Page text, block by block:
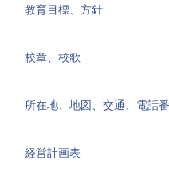
教育目標、方針
校章、校歌
所在地、地図、交通、電話
経営計画表